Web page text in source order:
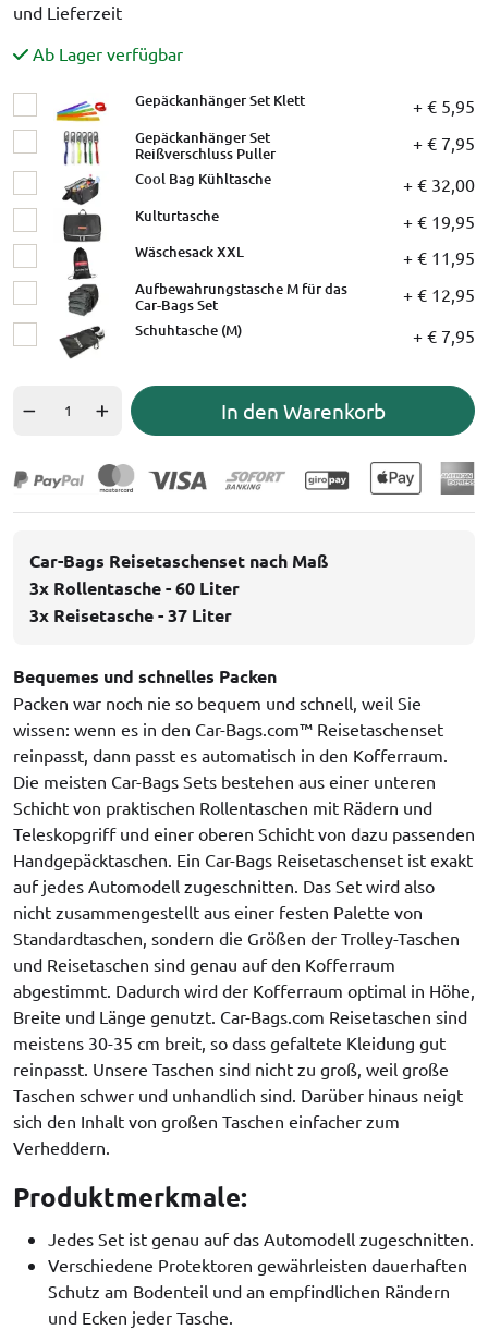
und Lieferzeit
Ab Lager verfügbar
Gepäckanhänger Set Klett + € 5,95
Gepäckanhänger Set
Reißverschluss Puller
+ € 7,95
Cool Bag Kühltasche + € 32,00
Kulturtasche + € 19,95
Wäschesack XXL + € 11,95
Aufbewahrungstasche M für das
Car-Bags Set
+ € 12,95
Schuhtasche (M) + € 7,95
In den Warenkorb
Car-Bags Reisetaschenset nach Maß
3x Rollentasche - 60 Liter
3x Reisetasche - 37 Liter
Bequemes und schnelles Packen
Packen war noch nie so bequem und schnell, weil Sie
wissen: wenn es in den Car-Bags.com™ Reisetaschenset
reinpasst, dann passt es automatisch in den Kofferraum.
Die meisten Car-Bags Sets bestehen aus einer unteren
Schicht von praktischen Rollentaschen mit Rädern und
Teleskopgriff und einer oberen Schicht von dazu passenden
Handgepäcktaschen. Ein Car-Bags Reisetaschenset ist exakt
auf jedes Automodell zugeschnitten. Das Set wird also
nicht zusammengestellt aus einer festen Palette von
Standardtaschen, sondern die Größen der Trolley-Taschen
und Reisetaschen sind genau auf den Kofferraum
abgestimmt. Dadurch wird der Kofferraum optimal in Höhe,
Breite und Länge genutzt. Car-Bags.com Reisetaschen sind
meistens 30-35 cm breit, so dass gefaltete Kleidung gut
reinpasst. Unsere Taschen sind nicht zu groß, weil große
Taschen schwer und unhandlich sind. Darüber hinaus neigt
sich den Inhalt von großen Taschen einfacher zum
Verheddern.
Produktmerkmale:
Jedes Set ist genau auf das Automodell zugeschnitten.
Verschiedene Protektoren gewährleisten dauerhaften
Schutz am Bodenteil und an empfindlichen Rändern
und Ecken jeder Tasche.